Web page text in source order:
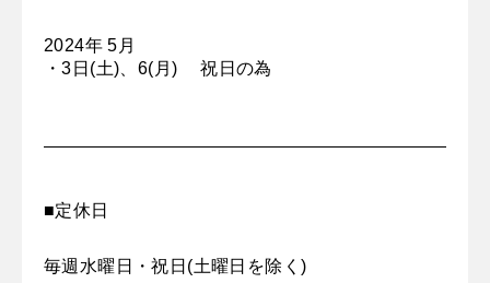
2024年 5月
・3日(土)、6(月) 祝日の為
■定休日
毎週水曜日・祝日(土曜日を除く)